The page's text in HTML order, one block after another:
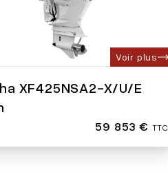
Voir plus
XF425NSA2-X/U/E
59 853 € TTC